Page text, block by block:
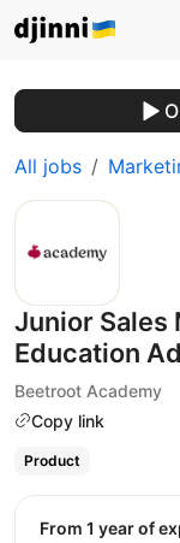
All jobs
Junior Sales
Education
Beetroot Academy
Copy link
Product
from 1 year of